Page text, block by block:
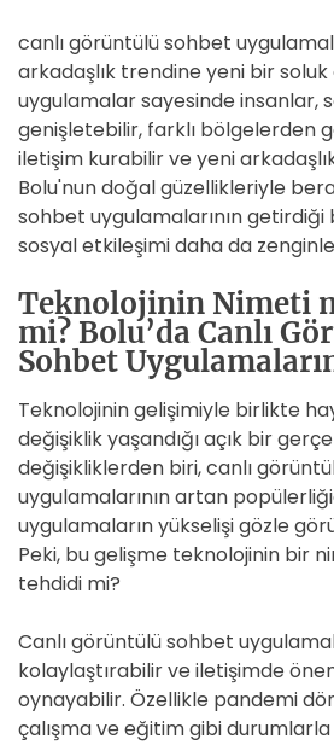
canlı görüntülü sohbet
arkadaşlık trendine yeni bir
uygulamalar sayesinde insanlar,
genişletebilir, farklı bölgelerden
iletişim kurabilir ve yeni
Bolu'nun doğal güzellikleriyle
sohbet uygulamalarının
sosyal etkileşimi daha da
Teknolojinin Nimeti
mi? Bolu’da Canlı
Sohbet
Teknolojinin gelişimiyle birlikte
değişiklik yaşandığı açık bir
değişikliklerden biri, canlı
uygulamalarının artan
uygulamaların yükselişi gözle
Peki, bu gelişme teknolojinin bir
tehdidi mi?
Canlı görüntülü sohbet
kolaylaştırabilir ve iletişimde
oynayabilir. Özellikle pandemi
çalışma ve eğitim gibi durumlarla